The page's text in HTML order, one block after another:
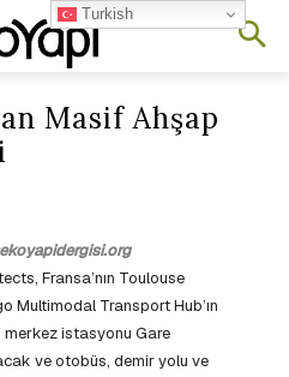
Masif Ahşap
Fransa’nın Toulouse
Multimodal Transport Hub’ın
merkez istasyonu Gare
ve otobüs, demir yolu ve
Turkish